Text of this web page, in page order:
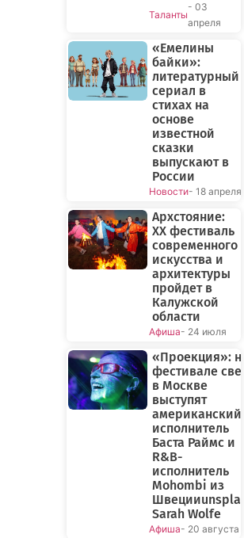
Таланты
- 03
апреля
«Емелины
байки»:
литературный
сериал в
стихах на
основе
известной
сказки
выпускают в
России
Новости- 18 апреля
Архстояние:
XX фестиваль
современного
искусства и
архитектуры
пройдет в
Калужской
области
Афиша- 24 июля
«Проекция»:
фестивале
в Москве
выступят
американский
исполнитель
Баста Раймс и
R&B-
исполнитель
Mohombi из
Sarah Wolfe
Афиша- 20 августа